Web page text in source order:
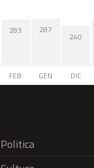
283
FEB
287
GEN
240
DIC
Politica